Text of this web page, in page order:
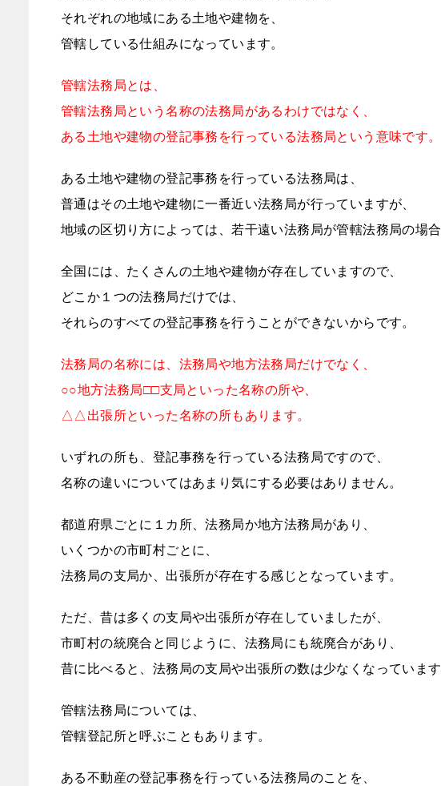
それぞれの地域にある土地や建物を、
管轄している仕組みになっています。
管轄法務局とは、
管轄法務局という名称の法務局があるわけではなく、
ある土地や建物の登記事務を行っている法務局という意味です。
ある土地や建物の登記事務を行っている法務局は、
普通はその土地や建物に一番近い法務局が行っていますが、
地域の区切り方によっては、若干遠い法務局が管轄法務局の場合
全国には、たくさんの土地や建物が存在していますので、
どこか１つの法務局だけでは、
それらのすべての登記事務を行うことができないからです。
法務局の名称には、法務局や地方法務局だけでなく、
○○地方法務局□□支局といった名称の所や、
△△出張所といった名称の所もあります。
いずれの所も、登記事務を行っている法務局ですので、
名称の違いについてはあまり気にする必要はありません。
都道府県ごとに１カ所、法務局か地方法務局があり、
いくつかの市町村ごとに、
法務局の支局か、出張所が存在する感じとなっています。
ただ、昔は多くの支局や出張所が存在していましたが、
市町村の統廃合と同じように、法務局にも統廃合があり、
昔に比べると、法務局の支局や出張所の数は少なくなっています
管轄法務局については、
管轄登記所と呼ぶこともあります。
ある不動産の登記事務を行っている法務局のことを、